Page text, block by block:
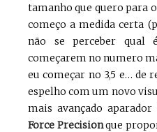
tamanho que quero para
começo a medida certa
não se perceber qual
começarem no numero
eu começar no 3,5 e… de
espelho com um novo
mais avançado
Force Precisionque